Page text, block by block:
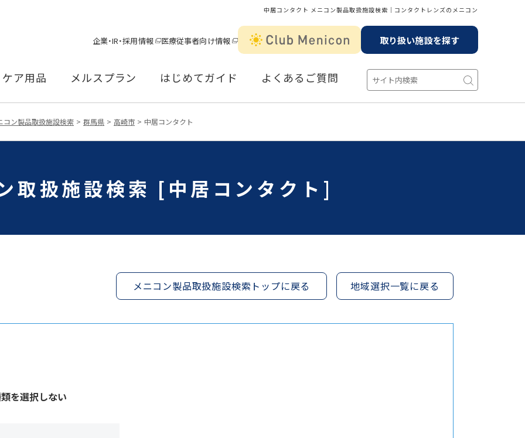
中居コンタクト メニコン製品取扱施設検索│コンタクトレンズのメニコン
企業・IR・採用情報 医療従事者向け情報 取り扱い施設を探す
ケア用品 メルスプラン はじめてガイド よくあるご質問
コン製品取扱施設検索 群馬県 高崎市 中居コンタクト
取扱施設検索 [中居コンタクト]
メニコン製品取扱施設検索トップに戻る 地域選択一覧に戻る
を選択しない